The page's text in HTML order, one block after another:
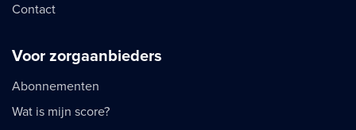
Contact
Voor zorgaanbieders
Abonnementen
Wat is mijn score?